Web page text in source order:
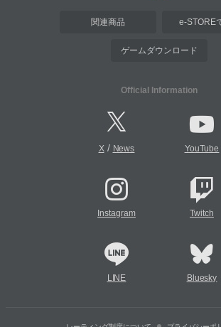
関連商品 e-STORE
ゲームダウンロード
Official Information
X/ News YouTube
Instagram Twitch
LINE Bluesky